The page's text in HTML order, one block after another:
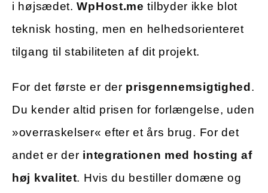
i højsædet.WpHost.me tilbyder ikke blot
teknisk hosting, men en helhedsorienteret
tilgang til stabiliteten af dit projekt.
For det første er der prisgennemsigtighed.
Du kender altid prisen for forlængelse, uden
»overraskelser« efter et års brug. For det
andet er der integrationen med hosting af
høj kvalitet. Hvis du bestiller domæne og